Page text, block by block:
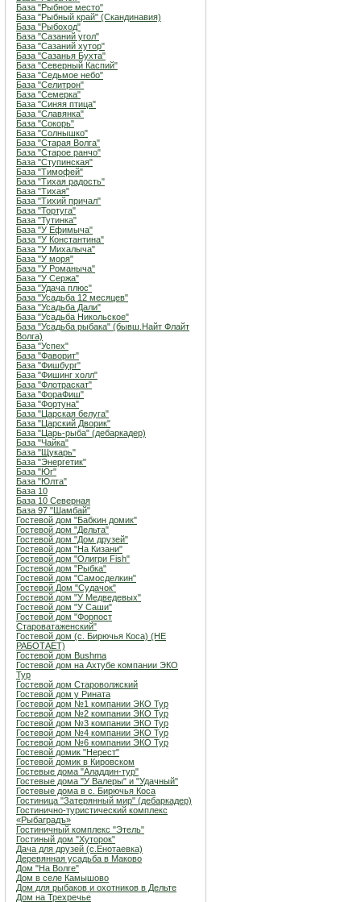
База "Рыбное место"
База "Рыбный край" (Скандинавия)
База "Рыбоход"
База "Сазаний угол"
База "Сазаний хутор"
База "Сазанья Бухта"
База "Северный Каспий"
База "Седьмое небо"
База "Селитрон"
База "Семерка"
База "Синяя птица"
База "Славянка"
База "Сокорь"
База "Солнышко"
База "Старая Волга"
База "Старое ранчо"
База "Ступинская"
База "Тимофей"
База "Тихая радость"
База "Тихая"
База "Тихий причал"
База "Тортуга"
База "Тутинка"
База "У Ефимыча"
База "У Константина"
База "У Михалыча"
База "У моря"
База "У Романыча"
База "У Сержа"
База "Удача плюс"
База "Усадьба 12 месяцев"
База "Усадьба Дали"
База "Усадьба Никольское"
База "Усадьба рыбака" (бывш.Найт Флайт
Волга)
База "Успех"
База "Фаворит"
База "Фишбург"
База "Фишинг холл"
База "Флотраскат"
База "ФораФиш"
База "Фортуна"
База "Царская белуга"
База "Царский Дворик"
База "Царь-рыба" (дебаркадер)
База "Чайка"
База "Щукарь"
База "Энергетик"
База "Юг"
База "Юлта"
База 10
База 10 Северная
База 97 "Шамбай"
Гостевой дом "Бабкин домик"
Гостевой дом "Дельта"
Гостевой дом "Дом друзей"
Гостевой дом "На Кизани"
Гостевой дом "Олигри Fish"
Гостевой дом "Рыбка"
Гостевой дом "Самосделкин"
Гостевой Дом "Судачок"
Гостевой дом "У Медведевых"
Гостевой дом "У Саши"
Гостевой дом "Форпост
Староватаженский"
Гостевой дом (с. Бирючья Коса) (НЕ
РАБОТАЕТ)
Гостевой дом Bushma
Гостевой дом на Ахтубе компании ЭКО
Тур
Гостевой дом Староволжский
Гостевой дом у Рината
Гостевой дом №1 компании ЭКО Тур
Гостевой дом №2 компании ЭКО Тур
Гостевой дом №3 компании ЭКО Тур
Гостевой дом №4 компании ЭКО Тур
Гостевой дом №6 компании ЭКО Тур
Гостевой домик "Нерест"
Гостевой домик в Кировском
Гостевые дома "Аладдин-тур"
Гостевые дома "У Валеры" и "Удачный"
Гостевые дома в с. Бирючья Коса
Гостиница "Затерянный мир" (дебаркадер)
Гостинично-туристический комплекс
«Рыбаградъ»
Гостиничный комплекс "Этель"
Гостиный дом "Хуторок"
Дача для друзей (с.Енотаевка)
Деревянная усадьба в Маково
Дом "На Волге"
Дом в селе Камышово
Дом для рыбаков и охотников в Дельте
Дом на Трехречье